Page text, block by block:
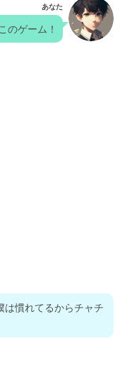
あなた
のゲーム！
は慣れてるからチャチ